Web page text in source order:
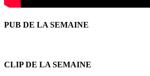
PUB DE LA SEMAINE
CLIP DE LA SEMAINE